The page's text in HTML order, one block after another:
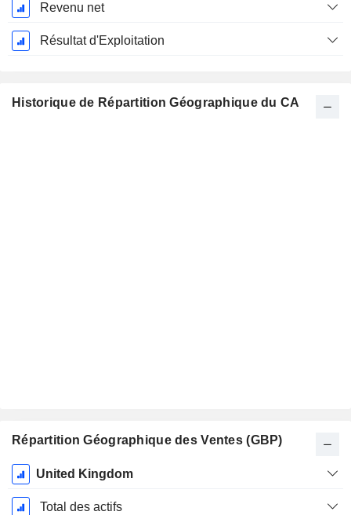
Revenu net
Résultat d'Exploitation
Historique de Répartition Géographique du CA
Répartition Géographique des Ventes (GBP)
Période
Fiscale:
Décembre
United Kingdom
Total des actifs